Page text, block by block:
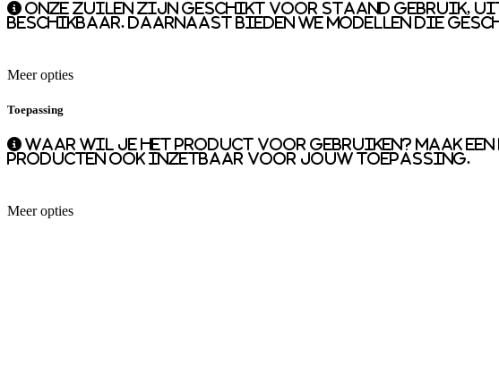
Onze zuilen zijn geschikt voor staand gebruik,
beschikbaar. Daarnaast bieden we modellen die
Meer opties
Toepassing
Waar wil je het product voor gebruiken? Maak
producten ook inzetbaar voor jouw toepassing.
Meer opties